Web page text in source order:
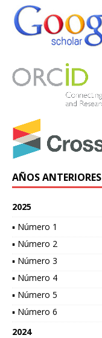
AÑOS ANTERIORES
2025
▪ Número 1
▪ Número 2
▪ Número 3
▪ Número 4
▪ Número 5
▪ Número 6
2024